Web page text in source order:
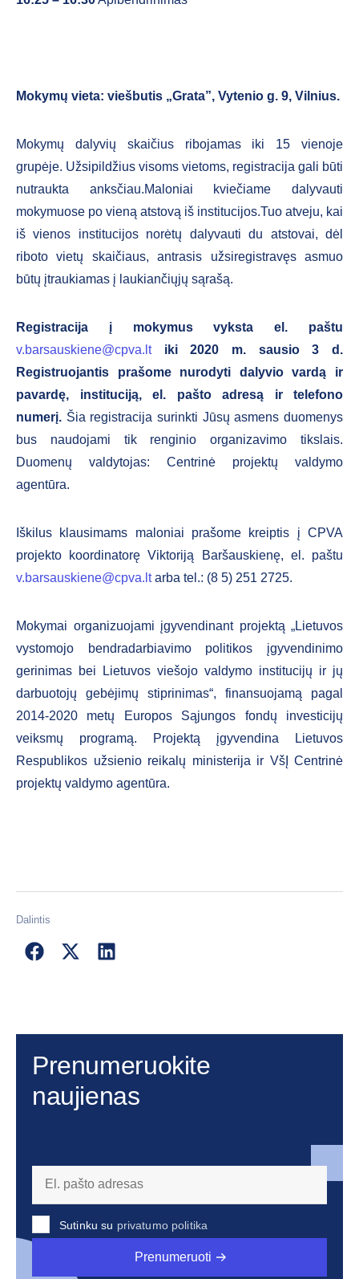
Mokymų vieta: viešbutis „Grata”, Vytenio g. 9, Vilnius.
Mokymų dalyvių skaičius ribojamas iki 15 vienoje
grupėje. Užsipildžius visoms vietoms, registracija gali būti
nutraukta anksčiau.Maloniai kviečiame dalyvauti
mokymuose po vieną atstovą iš institucijos.Tuo atveju, kai
iš vienos institucijos norėtų dalyvauti du atstovai, dėl
riboto vietų skaičiaus, antrasis užsiregistravęs asmuo
būtų įtraukiamas į laukiančiųjų sąrašą.
Registracija į mokymus vyksta el. paštu
v.barsauskiene@cpva.lt
iki 2020 m. sausio 3 d.
Registruojantis prašome nurodyti dalyvio vardą ir
pavardę, instituciją, el. pašto adresą ir telefono
numerį. Šia registracija surinkti Jūsų asmens duomenys
bus naudojami tik renginio organizavimo tikslais.
Duomenų valdytojas: Centrinė projektų valdymo
agentūra.
Iškilus klausimams maloniai prašome kreiptis į CPVA
projekto koordinatorę Viktoriją Baršauskienę, el. paštu
v.barsauskiene@cpva.ltarba tel.: (8 5) 251 2725.
Mokymai organizuojami įgyvendinant projektą „Lietuvos
vystomojo bendradarbiavimo politikos įgyvendinimo
gerinimas bei Lietuvos viešojo valdymo institucijų ir jų
darbuotojų gebėjimų stiprinimas“, finansuojamą pagal
2014-2020 metų Europos Sąjungos fondų investicijų
veiksmų programą. Projektą įgyvendina Lietuvos
Respublikos užsienio reikalų ministerija ir VšĮ Centrinė
projektų valdymo agentūra.
Dalintis
Prenumeruokite
naujienas
Sutinku su privatumo politika
Prenumeruoti